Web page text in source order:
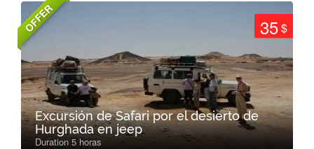
OFFER 35$
Excursión de Safari por el desierto de
Hurghada en jeep
Duration 5 horas